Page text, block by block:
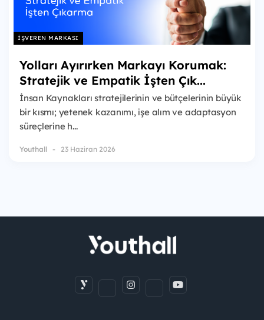
İŞVEREN MARKASI
Yolları Ayırırken Markayı Korumak:
Stratejik ve Empatik İşten Çık...
İnsan Kaynakları stratejilerinin ve bütçelerinin büyük
bir kısmı; yetenek kazanımı, işe alım ve adaptasyon
süreçlerine h...
Youthall 23 Haziran 2026